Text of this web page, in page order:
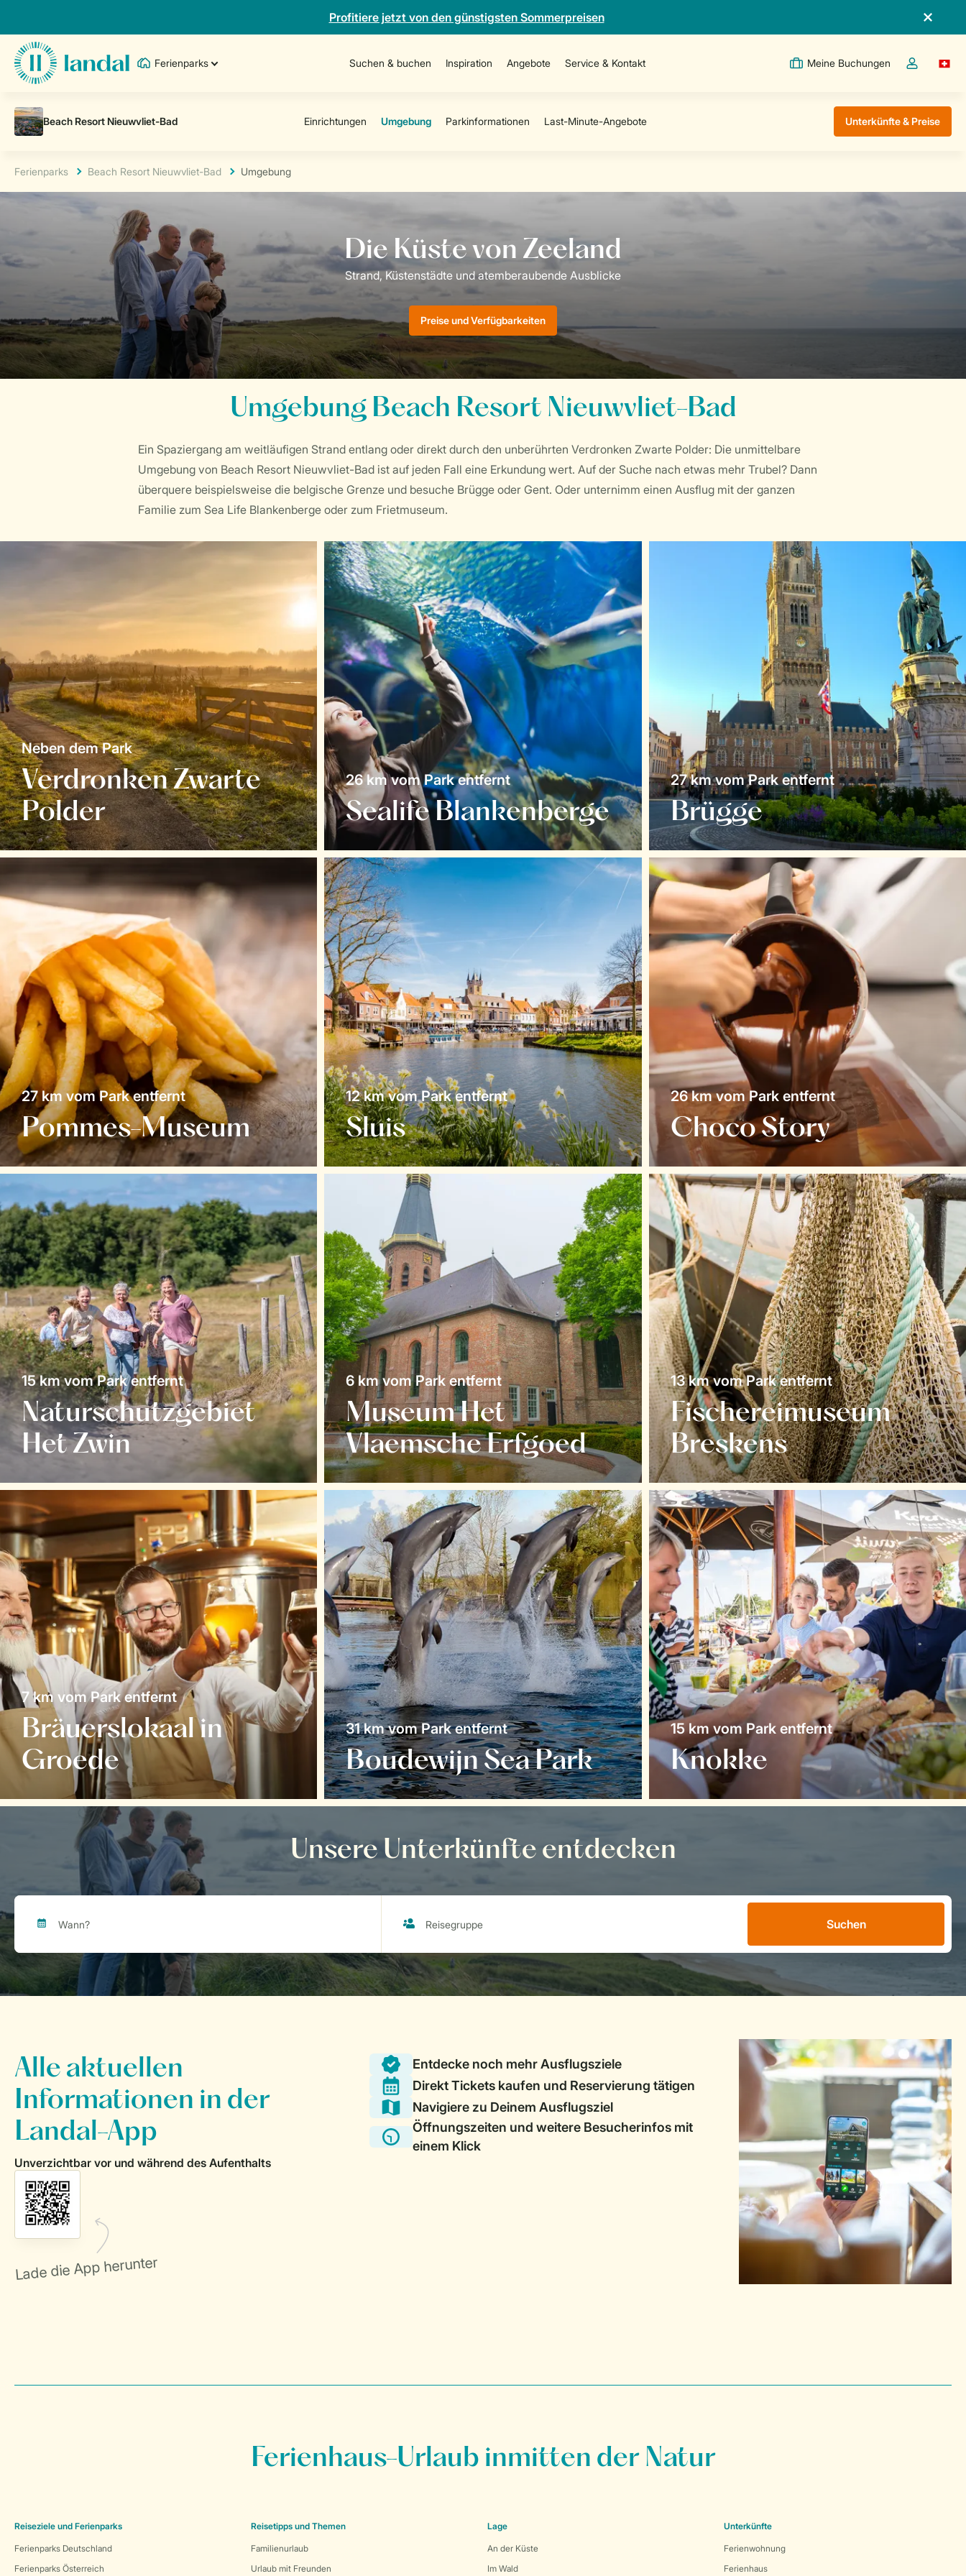
Profitiere jetzt von den günstigsten Sommerpreisen
Ferienparks Suchen & buchen Inspiration Angebote Service & Kontakt Meine Buchungen
Dropdown-
Unterkünfte & Preise
Ferienparks Beach Resort Nieuwvliet-Bad Umgebung
Preise und Verfügbarkeiten
Umgebung Beach Resort Nieuwvliet-Bad
Ein Spaziergang am weitläufigen Strand entlang oder direkt durch den unberührten Verdronken Zwarte Polder: Die unmittelbare
Umgebung von Beach Resort Nieuwvliet-Bad ist auf jeden Fall eine Erkundung wert. Auf der Suche nach etwas mehr Trubel? Dann
überquere beispielsweise die belgische Grenze und besuche Brügge oder Gent. Oder unternimm einen Ausflug mit der ganzen
Familie zum Sea Life Blankenberge oder zum Frietmuseum.
Verdronken Zwarte
Polder
Neben dem Park
Sealife Blankenberge
26 km vom Park entfernt
Brügge
27 km vom Park entfernt
Pommes-Museum
27 km vom Park entfernt
Sluis
12 km vom Park entfernt
Choco Story
26 km vom Park entfernt
Naturschutzgebiet
Het Zwin
15 km vom Park entfernt
Museum Het
Vlaemsche Erfgoed
6 km vom Park entfernt
Fischereimuseum
Breskens
13 km vom Park entfernt
Bräuerslokaal in
Groede
7 km vom Park entfernt
Boudewijn Sea Park
31 km vom Park entfernt
Knokke
15 km vom Park entfernt
Unsere Unterkünfte entdecken
Suchen
Ferienhaus-Urlaub inmitten der Natur
Reiseziele und Ferienparks
Ferienparks Deutschland
Ferienparks Österreich
Reisetipps und Themen
Familienurlaub
Urlaub mit Freunden
Lage
An der Küste
Im Wald
Unterkünfte
Ferienwohnung
Ferienhaus